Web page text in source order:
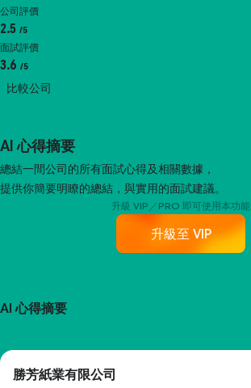
公司評價
2.5 /5
面試評價
3.6 /5
比較公司
AI 心得摘要
總結一間公司的所有面試心得及相關數據，
提供你簡要明瞭的總結，與實用的面試建議。
升級 VIP／PRO 即可使用本功能
升級至 VIP
AI 心得摘要
勝芳紙業有限公司